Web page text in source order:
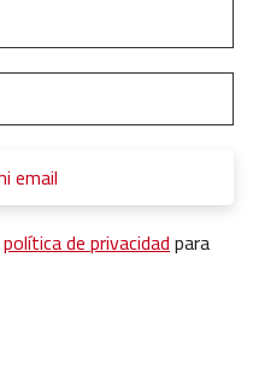
política de privacidadpara